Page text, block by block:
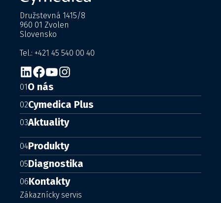
Družstevná 1415/8
960 01 Zvolen
Slovensko
Tel.: +421 45 540 00 40
01 O nás
02Cymedica Plus
03Aktuality
04Produkty
05Diagnostika
06Kontakty
Zákaznícky servis